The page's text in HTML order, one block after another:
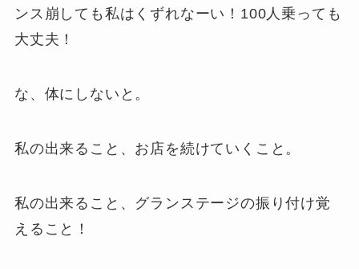
ンス崩しても私はくずれなーい！100人乗っても
大丈夫！
な、体にしないと。
私の出来ること、お店を続けていくこと。
私の出来ること、グランステージの振り付け覚
えること！